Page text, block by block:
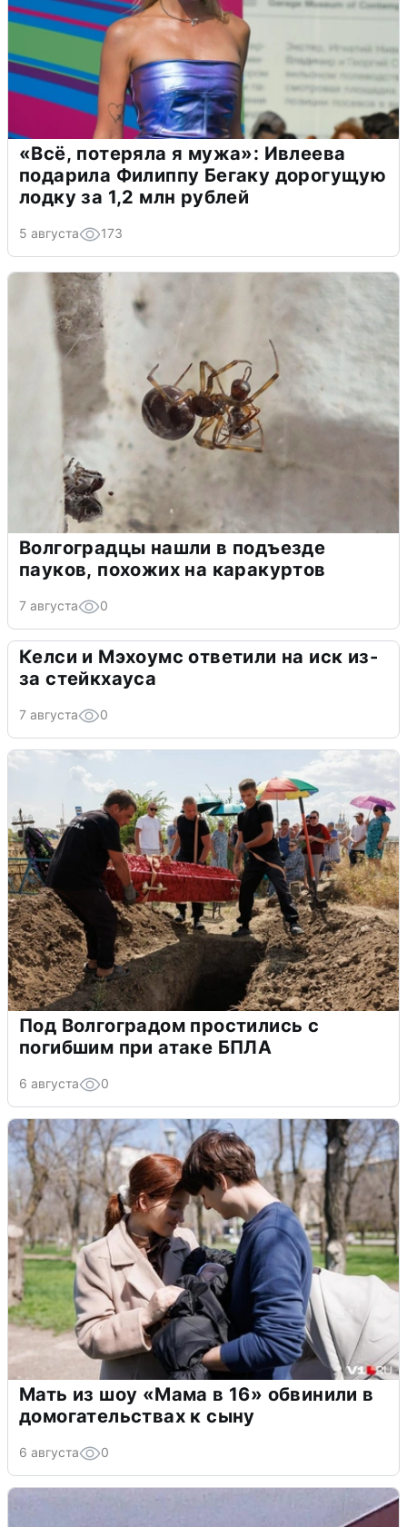
«Всё, потеряла я мужа»: Ивлеева
подарила Филиппу Бегаку дорогущую
лодку за 1,2 млн рублей
5 августа 173
Волгоградцы нашли в подъезде
пауков, похожих на каракуртов
7 августа 0
Келси и Мэхоумс ответили на иск из-
за стейкхауса
7 августа 0
Под Волгоградом простились с
погибшим при атаке БПЛА
6 августа 0
Мать из шоу «Мама в 16» обвинили в
домогательствах к сыну
6 августа 0